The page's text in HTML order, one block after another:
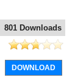
801 Downloads
DOWNLOAD